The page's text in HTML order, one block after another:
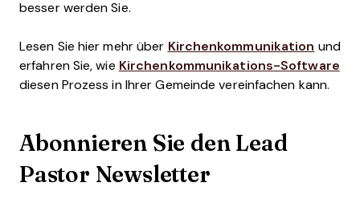
besser werden Sie.
Lesen Sie hier mehr über Kirchenkommunikation und
erfahren Sie, wie Kirchenkommunikations-Software
diesen Prozess in Ihrer Gemeinde vereinfachen kann.
Abonnieren Sie den Lead
Pastor Newsletter